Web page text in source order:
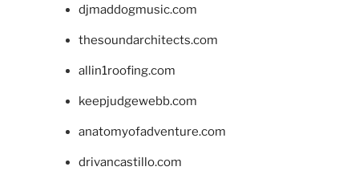
djmaddogmusic.com
thesoundarchitects.com
allin1roofing.com
keepjudgewebb.com
anatomyofadventure.com
drivancastillo.com